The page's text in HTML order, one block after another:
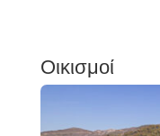
Οικισμοί